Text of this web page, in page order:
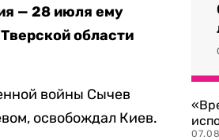
— 28 июля ему
области
войны Сычев
освобождал Киев.